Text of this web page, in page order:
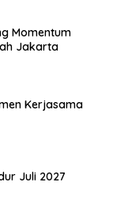
Momentum
Jakarta
Kerjasama
Juli 2027